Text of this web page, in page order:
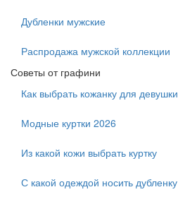
Дубленки мужские
Распродажа мужской коллекции
Советы от графини
Как выбрать кожанку для девушки
Модные куртки 2026
Из какой кожи выбрать куртку
С какой одеждой носить дубленку